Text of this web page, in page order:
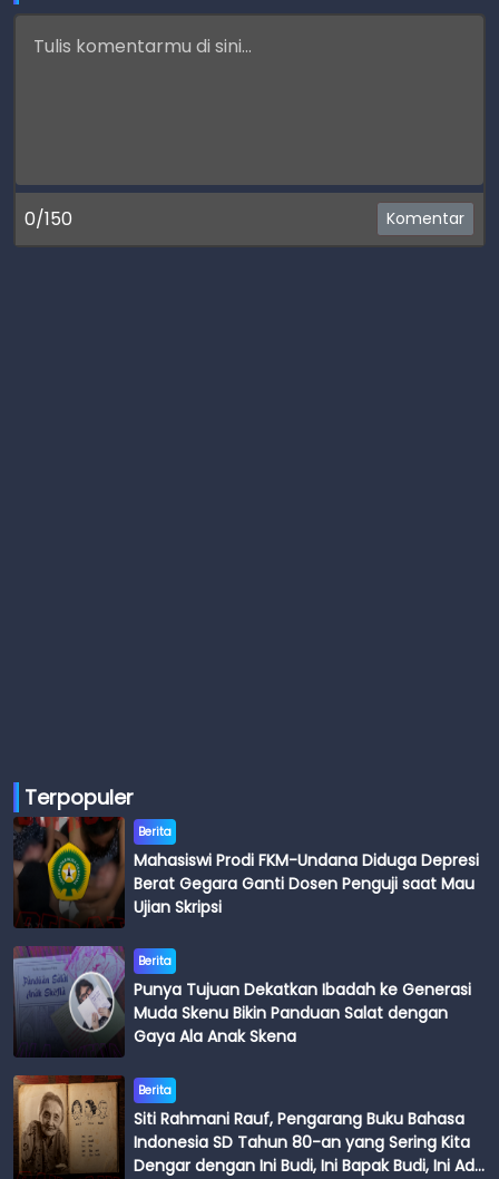
0/150 Komentar
Terpopuler
Berita
Mahasiswi Prodi FKM-Undana Diduga Depresi
Berat Gegara Ganti Dosen Penguji saat Mau
Ujian Skripsi
Berita
Punya Tujuan Dekatkan Ibadah ke Generasi
Muda Skenu Bikin Panduan Salat dengan
Gaya Ala Anak Skena
Berita
Siti Rahmani Rauf, Pengarang Buku Bahasa
Indonesia SD Tahun 80-an yang Sering Kita
Dengar dengan Ini Budi, Ini Bapak Budi, Ini Adik